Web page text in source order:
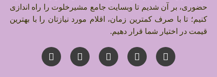
حضوری، بر آن شدیم تا وبسایت جامع مشیرخلوت را راه اندازی
کنیم؛ تا با صرف کمترین زمان، اقلام مورد نیازتان را با بهترین
قیمت در اختیار شما قرار دهیم.